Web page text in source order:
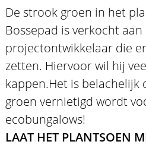
De strook groen in het
Bossepad is verkocht aan
projectontwikkelaar die
zetten. Hiervoor wil hij
kappen.Het is belachelijk
groen vernietigd wordt
ecobungalows!
LAAT HET PLANTSOEN